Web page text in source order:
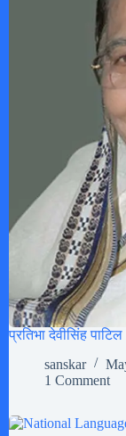
प्रतिभा देवीसिंह
sanskar
1 Comment